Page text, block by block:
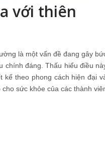
với thiên
là một vấn đề đang gây
chính đáng. Thấu hiểu điều
kế theo phong cách hiện đại
sức khỏe của các thành